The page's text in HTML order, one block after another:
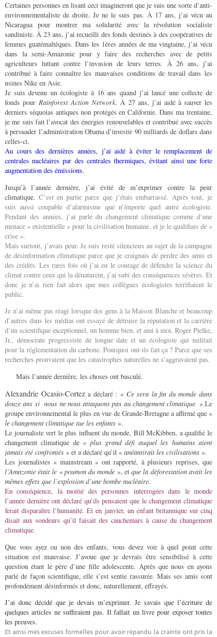
Certaines personnes en lisant ceci imagineront que je suis une sorte d’anti-
environnementaliste de droite. Je ne le suis pas. À 17 ans, j’ai vécu au
Nicaragua pour montrer ma solidarité avec la révolution socialiste
sandiniste. À 23 ans, j’ai recueilli des fonds destinés à des coopératives de
femmes guatémaltèques. Dans les 1ères années de ma vingtaine, j’ai vécu
dans la semi-Amazonie pour y faire des recherches avec de petits
agriculteurs luttant contre l’invasion de leurs terres. À 26 ans, j’ai
contribué à faire connaître les mauvaises conditions de travail dans les
usines Nike en Asie.
Je suis devenu un écologiste à 16 ans quand j’ai lancé une collecte de
fonds pourRainforest Action Network. À 27 ans, j’ai aidé à sauver les
derniers séquoias antiques non protégés en Californie. Dans ma trentaine,
je me suis fait l’avocat des énergies renouvelables et contribué avec succès
à persuader l’administration Obama d’investir 90 milliards de dollars dans
celles-ci.
Au cours des dernières années, j’ai aidé à éviter le remplacement de
centrales nucléaires par des centrales thermiques, évitant ainsi une forte
augmentation des émissions.
Jusqu’à l’année dernière, j’ai évité de m’exprimer contre la peur
climatique. C’est en partie parce que j’étais embarrassé. Après tout, je
suis aussi coupable d’alarmisme que n’importe quel autre écologiste.
Pendant des années, j’ai parlé du changement climatique comme d’une
menace « existentielle » pour la civilisation humaine, et je le qualifiais de «
crise ».
Mais surtout, j’avais peur. Je suis resté silencieux au sujet de la campagne
de désinformation climatique parce que je craignais de perdre des amis et
des crédits. Les rares fois où j’ai eu le courage de défendre la science du
climat contre ceux qui la dénaturent, j’ai subi des conséquences sévères. Et
donc je n’ai rien fait alors que mes collègues écologistes terrifiaient le
public.
Je n’ai même pas réagi lorsque des gens à la Maison Blanche et beaucoup
d’autres dans les médias ont essayé de détruire la réputation et la carrière
d’un scientifique exceptionnel, un homme bien, et ami à moi, Roger Pielke,
Jr., démocrate progressiste de longue date et un écologiste qui militait
pour la réglementation du carbone. Pourquoi ont-ils fait ça ? Parce que ses
recherches prouvaient que les catastrophes naturelles ne s’aggravaient pas.
Mais l’année dernière, les choses ont basculé.
Alexandrie Ocasio-Corteza déclaré : « Ce sera la fin du monde dans
douze ans si nous ne nous attaquons pas au changement climatique. » Le
groupe environnemental le plus en vue de Grande-Bretagne a affirmé que «
le changement climatique tue les enfants ».
Le journaliste vert le plus influent du monde, Bill McKibben, a qualifié le
changement climatique de « plus grand défi auquel les humains aient
jamais été confrontés » et a déclaré qu’il « anéantirait les civilisations ».
Les journalistes « mainstream » ont rapporté, à plusieurs reprises, que
l’Amazonie était le « poumon du monde », etque la déforestation avait les
mêmes effets que l’explosion d’une bombe nucléaire.
En conséquence, la moitié des personnes interrogées dans le monde
l’année dernière ont déclaré qu’ils pensaient que le changement climatique
ferait disparaître l’humanité. Et en janvier, un enfant britannique sur cinq
disait aux sondeurs qu’il faisait des cauchemars à cause du changement
climatique.
Que vous ayez ou non des enfants, vous devez voir à quel point cette
situation est mauvaise. J’avoue que je devrais être sensibilisé à cette
question étant le père d’une fille adolescente. Après que nous en ayons
parlé de façon scientifique, elle s’est sentie rassurée. Mais ses amis sont
profondément désinformés et donc, naturellement, effrayés.
J’ai donc décidé que je devais m’exprimer. Je savais que l’écriture de
quelques articles ne suffiraient pas. Il fallait un livre pour exposer toutes
les preuves.
Et ainsi mes excuses formelles pour avoir répandu la crainte ont pris la